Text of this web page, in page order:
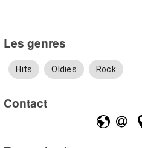
Les genres
Hits Oldies Rock
Contact